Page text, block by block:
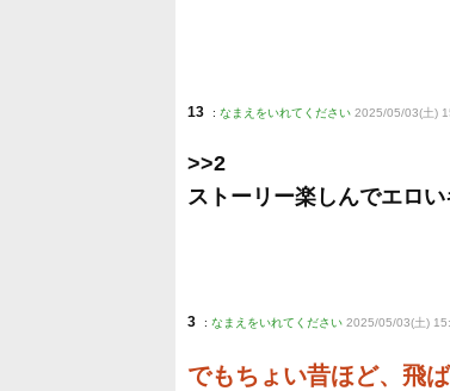
13 : なまえをいれてください 2025/05/03(土)
>>2
ストーリー楽しんでエロい
3 : なまえをいれてください 2025/05/03(土)
でもちょい昔ほど、飛